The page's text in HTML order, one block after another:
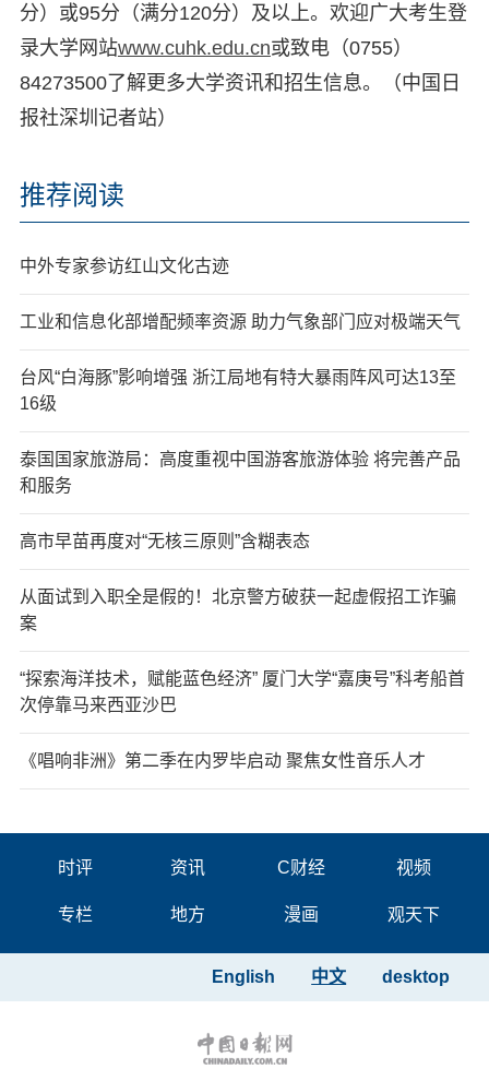
分）或95分（满分120分）及以上。欢迎广大考生登
录大学网站www.cuhk.edu.cn或致电（0755）
84273500了解更多大学资讯和招生信息。（中国日
报社深圳记者站）
推荐阅读
中外专家参访红山文化古迹
工业和信息化部增配频率资源 助力气象部门应对极端天气
台风“白海豚”影响增强 浙江局地有特大暴雨阵风可达13至
16级
泰国国家旅游局：高度重视中国游客旅游体验 将完善产品
和服务
高市早苗再度对“无核三原则”含糊表态
从面试到入职全是假的！北京警方破获一起虚假招工诈骗
案
“探索海洋技术，赋能蓝色经济” 厦门大学“嘉庚号”科考船首
次停靠马来西亚沙巴
《唱响非洲》第二季在内罗毕启动 聚焦女性音乐人才
时评 资讯 C财经 视频
专栏 地方 漫画 观天下
desktop
中文
English